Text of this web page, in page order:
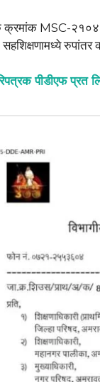
क्रमांक MSC-
रुपांतर
पीडीएफ प्रत